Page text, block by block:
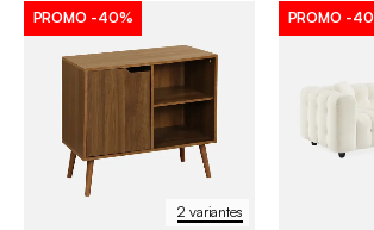
2 variantes
PROMO -40% PROMO -